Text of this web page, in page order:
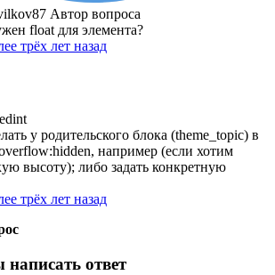
Автор вопроса
float для элемента?
трёх лет назад
у родительского блока (theme_topic) в
например (если хотим
высоту); либо задать конкретную
трёх лет назад
ответ